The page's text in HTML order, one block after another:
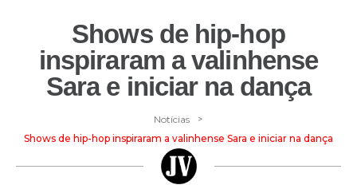
Shows de hip-hop
inspiraram a valinhense
Sara e iniciar na dança
Notícias >
Shows de hip-hop inspiraram a valinhense Sara e iniciar na dança